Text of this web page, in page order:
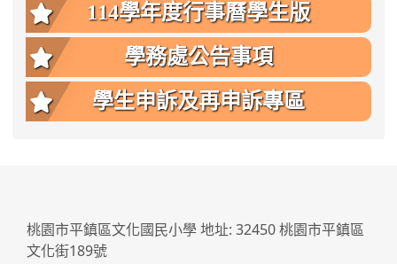
114學年度行事曆學生版
學務處公告事項
學生申訴及再申訴專區
桃園市平鎮區文化國民小學 地址: 32450 桃園市平鎮區
文化街189號